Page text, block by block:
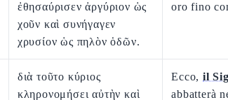
ἐθησαύρισεν ἀργύριον ὡς
χοῦν καὶ συνήγαγεν
χρυσίον ὡς πηλὸν ὁδῶν.
oro fino
διὰ τοῦτο κύριος
κληρονομήσει αὐτὴν καὶ
Ecco,il
abbatterà